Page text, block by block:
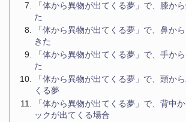
「体から異物が出てくる夢」で、膝か
た
「体から異物が出てくる夢」で、鼻か
きた
「体から異物が出てくる夢」で、手か
た
「体から異物が出てくる夢」で、頭か
くる夢
「体から異物が出てくる夢」で、背中
ックが出てくる場合